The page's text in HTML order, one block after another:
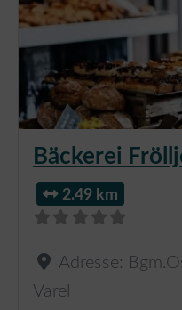
Bäckerei
2.49 km
Adresse:
Varel